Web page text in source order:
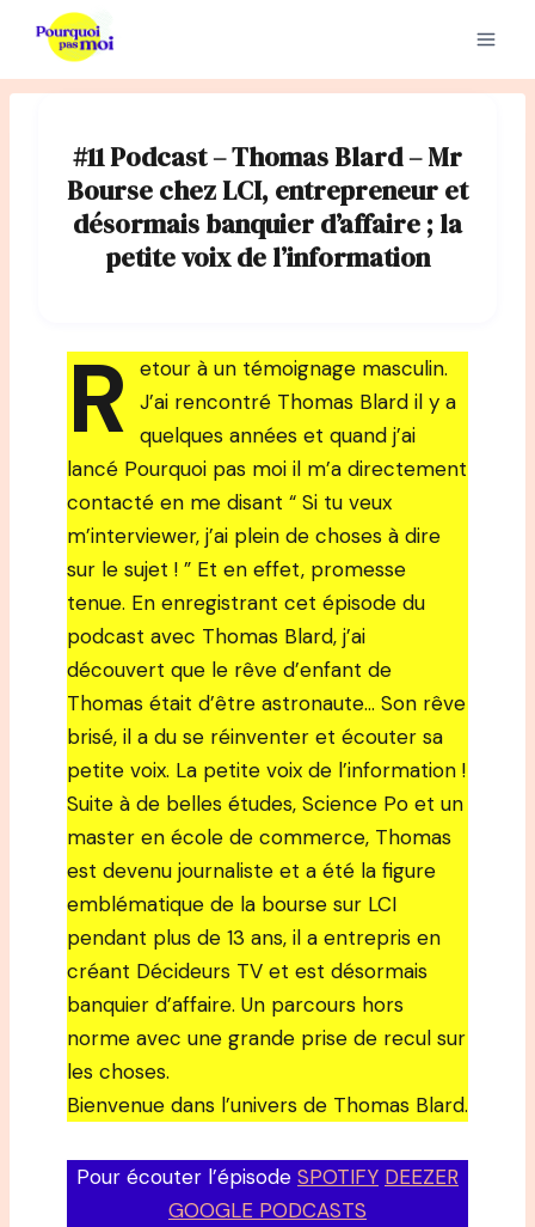
contenu
#11 Podcast – Thomas Blard – Mr
Bourse chez LCI, entrepreneur et
désormais banquier d’affaire ; la
petite voix de l’information
R etour à un témoignage masculin.
J’ai rencontré Thomas Blard il y a
quelques années et quand j’ai
lancé Pourquoi pas moi il m’a directement
contacté en me disant “ Si tu veux
m’interviewer, j’ai plein de choses à dire
sur le sujet ! ” Et en effet, promesse
tenue. En enregistrant cet épisode du
podcast avec Thomas Blard, j’ai
découvert que le rêve d’enfant de
Thomas était d’être astronaute… Son rêve
brisé, il a du se réinventer et écouter sa
petite voix. La petite voix de l’information !
Suite à de belles études, Science Po et un
master en école de commerce, Thomas
est devenu journaliste et a été la figure
emblématique de la bourse sur LCI
pendant plus de 13 ans, il a entrepris en
créant Décideurs TV et est désormais
banquier d’affaire. Un parcours hors
norme avec une grande prise de recul sur
les choses.
Bienvenue dans l’univers de Thomas Blard.
Pour écouter l’épisode SPOTIFY DEEZER
GOOGLE PODCASTS